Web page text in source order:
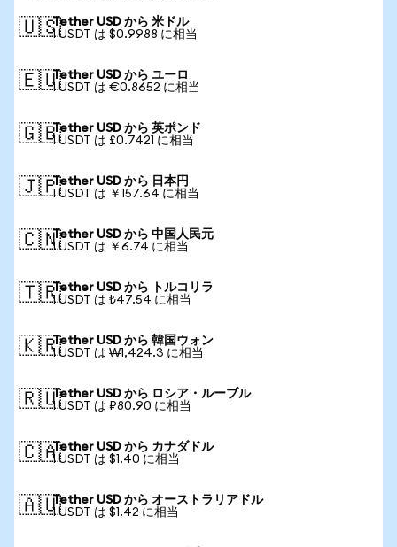
🇺🇸Tether USD から 米ドル
1 USDT は $0.9988 に相当
🇪🇺Tether USD から ユーロ
1 USDT は €0.8652 に相当
🇬🇧Tether USD から 英ポンド
1 USDT は £0.7421 に相当
🇯🇵Tether USD から 日本円
1 USDT は ￥157.64 に相当
🇨🇳Tether USD から 中国人民元
1 USDT は ￥6.74 に相当
🇹🇷Tether USD から トルコリラ
1 USDT は ₺47.54 に相当
🇰🇷Tether USD から 韓国ウォン
1 USDT は ₩1,424.3 に相当
🇷🇺Tether USD から ロシア・ルーブル
1 USDT は ₽80.90 に相当
🇨🇦Tether USD から カナダドル
1 USDT は $1.40 に相当
🇦🇺Tether USD から オーストラリアドル
1 USDT は $1.42 に相当